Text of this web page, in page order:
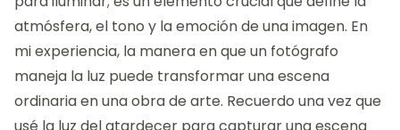
atmósfera, el tono y la emoción de una imagen. En
mi experiencia, la manera en que un fotógrafo
maneja la luz puede transformar una escena
ordinaria en una obra de arte. Recuerdo una vez que
usé la luz del atardecer para capturar una escena